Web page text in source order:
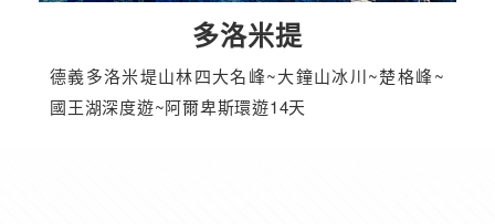
多洛米提
德義多洛米堤山林四大名峰~大鐘山冰川~楚格峰~
國王湖深度遊~阿爾卑斯環遊14天